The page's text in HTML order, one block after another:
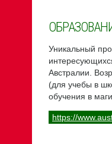
Уникальный
Австралии.
(для учебы в
обучения в
https://